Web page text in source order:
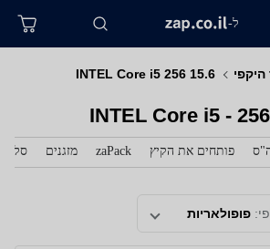
ל-
INTEL Core i5 256 15.6
פותחים את הקיץ zaPack מזגנים
פופולאריות